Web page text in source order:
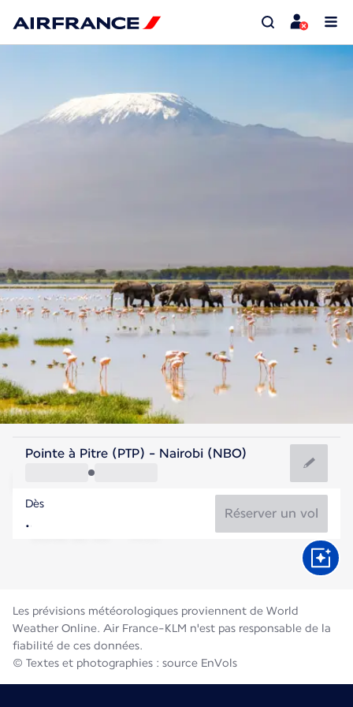
Kenya
Nairobi
Kenya
Pointe à Pitre (PTP) - Nairobi (NBO)
Dès
Réserver un vol
Les prévisions météorologiques proviennent de World
Weather Online. Air France-KLM n'est pas responsable de la
fiabilité de ces données.
© Textes et photographies : source EnVols